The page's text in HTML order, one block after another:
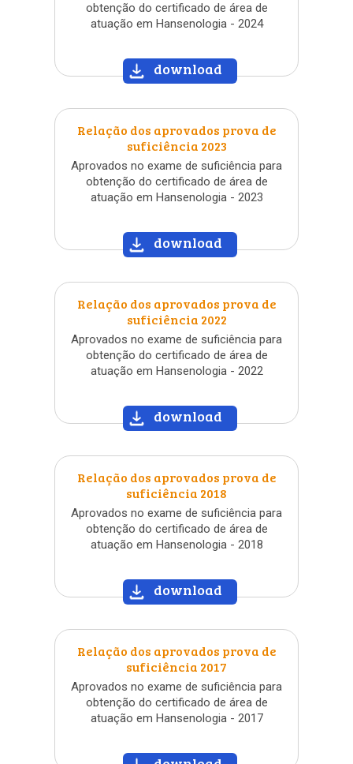
download
»
obtenção do certificado de área de
atuação em Hansenologia - 2024
Relação dos aprovados prova de
suficiência 2023
download
»
Aprovados no exame de suficiência para
obtenção do certificado de área de
atuação em Hansenologia - 2023
Relação dos aprovados prova de
suficiência 2022
download
»
Aprovados no exame de suficiência para
obtenção do certificado de área de
atuação em Hansenologia - 2022
Relação dos aprovados prova de
suficiência 2018
download
»
Aprovados no exame de suficiência para
obtenção do certificado de área de
atuação em Hansenologia - 2018
Relação dos aprovados prova de
suficiência 2017
Aprovados no exame de suficiência para
obtenção do certificado de área de
atuação em Hansenologia - 2017